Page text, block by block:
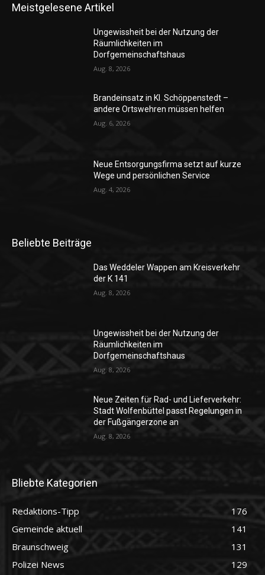
Meistgelesene Artikel
Ungewissheit bei der Nutzung der
Räumlichkeiten im
Dorfgemeinschaftshaus
Aug. 8, 2026
Brandeinsatz in Kl. Schöppenstedt –
andere Ortswehren müssen helfen
Aug. 6, 2026
Neue Entsorgungsfirma setzt auf kurze
Wege und persönlichen Service
Aug. 4, 2026
Beliebte Beiträge
Das Weddeler Wappen am Kreisverkehr
der K 141
Aug. 8, 2026
Ungewissheit bei der Nutzung der
Räumlichkeiten im
Dorfgemeinschaftshaus
Aug. 8, 2026
Neue Zeiten für Rad- und Lieferverkehr:
Stadt Wolfenbüttel passt Regelungen in
der Fußgängerzone an
Aug. 8, 2026
Bliebte Kategorien
Redaktions-Tipp
176
Gemeinde aktuell
141
Braunschweig
131
Polizei News
129